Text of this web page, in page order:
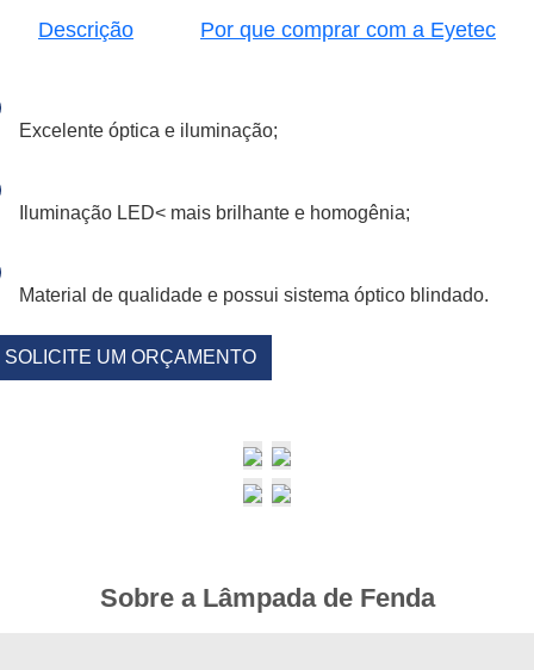
Descrição Por que comprar com a Eyetec
Excelente óptica e iluminação;
Iluminação LED< mais brilhante e homogênia;
Material de qualidade e possui sistema óptico blindado.
SOLICITE UM ORÇAMENTO
Sobre a Lâmpada de Fenda